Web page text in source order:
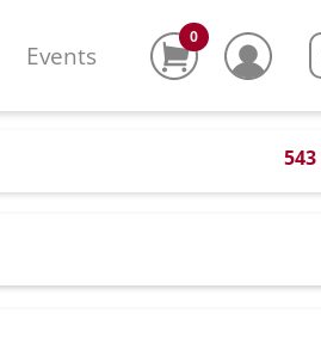
Events
0
543